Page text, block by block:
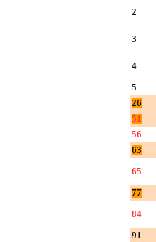
2
3
4
5
26
51
56
63
65
77
84
91